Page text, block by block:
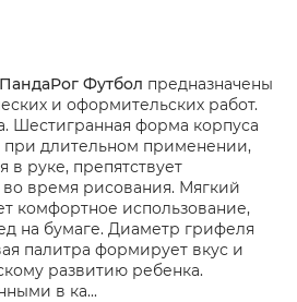
Футбол предназначены
и оформительских работ.
Шестигранная форма корпуса
длительном применении,
руке, препятствует
время рисования. Мягкий
комфортное использование,
на бумаге. Диаметр грифеля
палитра формирует вкус и
развитию ребенка.
в ка...